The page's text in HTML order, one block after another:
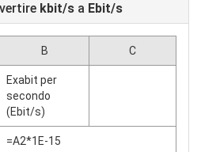
kbit/s a Ebit/s
B C
Exabit per
secondo
(Ebit/s)
=A2*1E-15